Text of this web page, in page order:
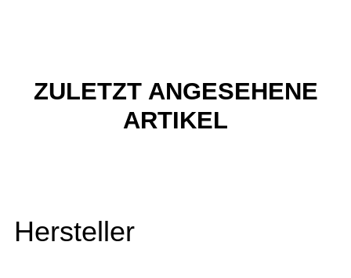
ZULETZT ANGESEHENE
ARTIKEL
Hersteller